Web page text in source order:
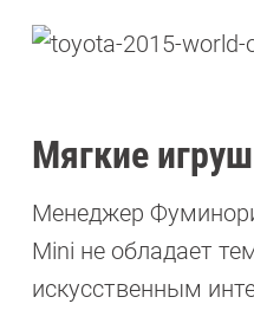
Мягкие
Менеджер
Mini не обладает
искусственным